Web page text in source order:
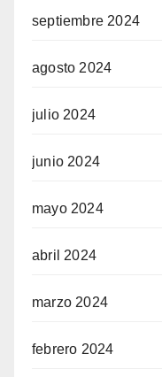
septiembre 2024
agosto 2024
julio 2024
junio 2024
mayo 2024
abril 2024
marzo 2024
febrero 2024